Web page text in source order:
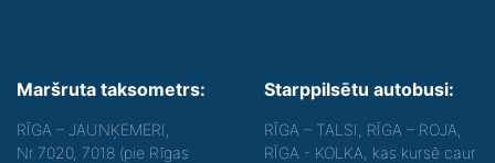
Maršruta taksometrs:
RĪGA – JAUNĶEMERI,
Nr.7020, 7018 (pie Rīgas
Starppilsētu autobusi:
RĪGA – TALSI, RĪGA – ROJA,
RĪGA - KOLKA, kas kursē caur